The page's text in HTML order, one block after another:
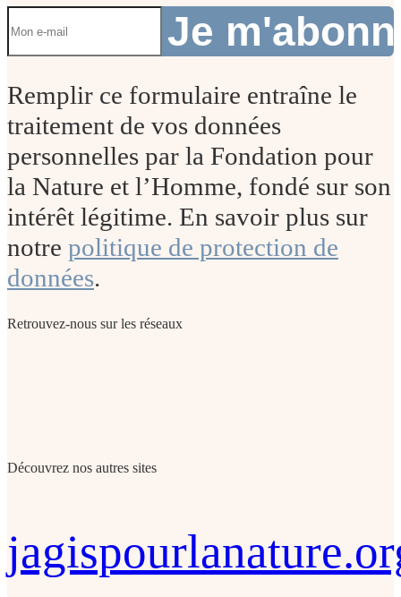
Je
Remplir ce formulaire entraîne le
traitement de vos données
personnelles par la Fondation pour
la Nature et l’Homme, fondé sur son
intérêt légitime. En savoir plus sur
notre politique de protection de
données.
Retrouvez-nous sur les réseaux
Découvrez nos autres sites